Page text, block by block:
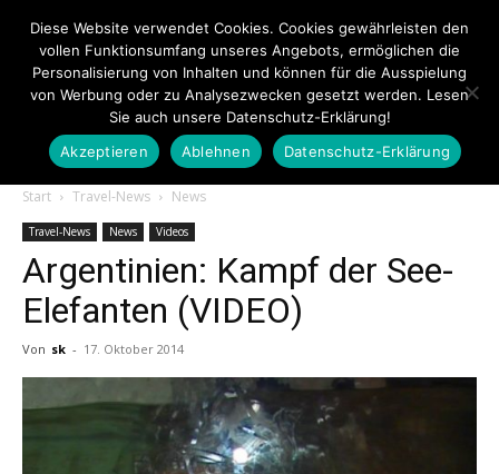
Touristiknews.de
|
und
Start Travel-News News
Travel-News News Videos
Argentinien: Kampf der See-
Elefanten (VIDEO)
Von sk - 17. Oktober 2014
Diese Website verwendet Cookies. Cookies gewährleisten den
vollen Funktionsumfang unseres Angebots, ermöglichen die
Personalisierung von Inhalten und können für die Ausspielung
von Werbung oder zu Analysezwecken gesetzt werden. Lesen
Sie auch unsere Datenschutz-Erklärung!
Akzeptieren
Ablehnen Datenschutz-Erklärung